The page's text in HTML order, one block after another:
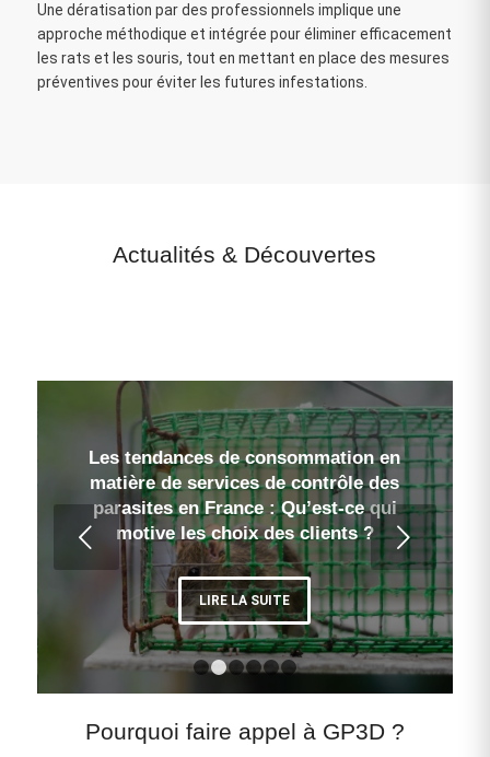
Une dératisation par des professionnels implique une
approche méthodique et intégrée pour éliminer efficacement
les rats et les souris, tout en mettant en place des mesures
préventives pour éviter les futures infestations.
Actualités& Découvertes
Les tendances de consommation en
matière de services de contrôle des
parasites en France : Qu’est-ce qui
motive les choix des clients ?
LIRE LA SUITE
L’impact de la réglementation française
sur les pratiques de traitement des
nuisibles : Quelles sont les dernières
évolutions ?
LIRE LA SUITE
Suivant
1 2 3 4 5 6
Pourquoi faire appel à GP3D ?